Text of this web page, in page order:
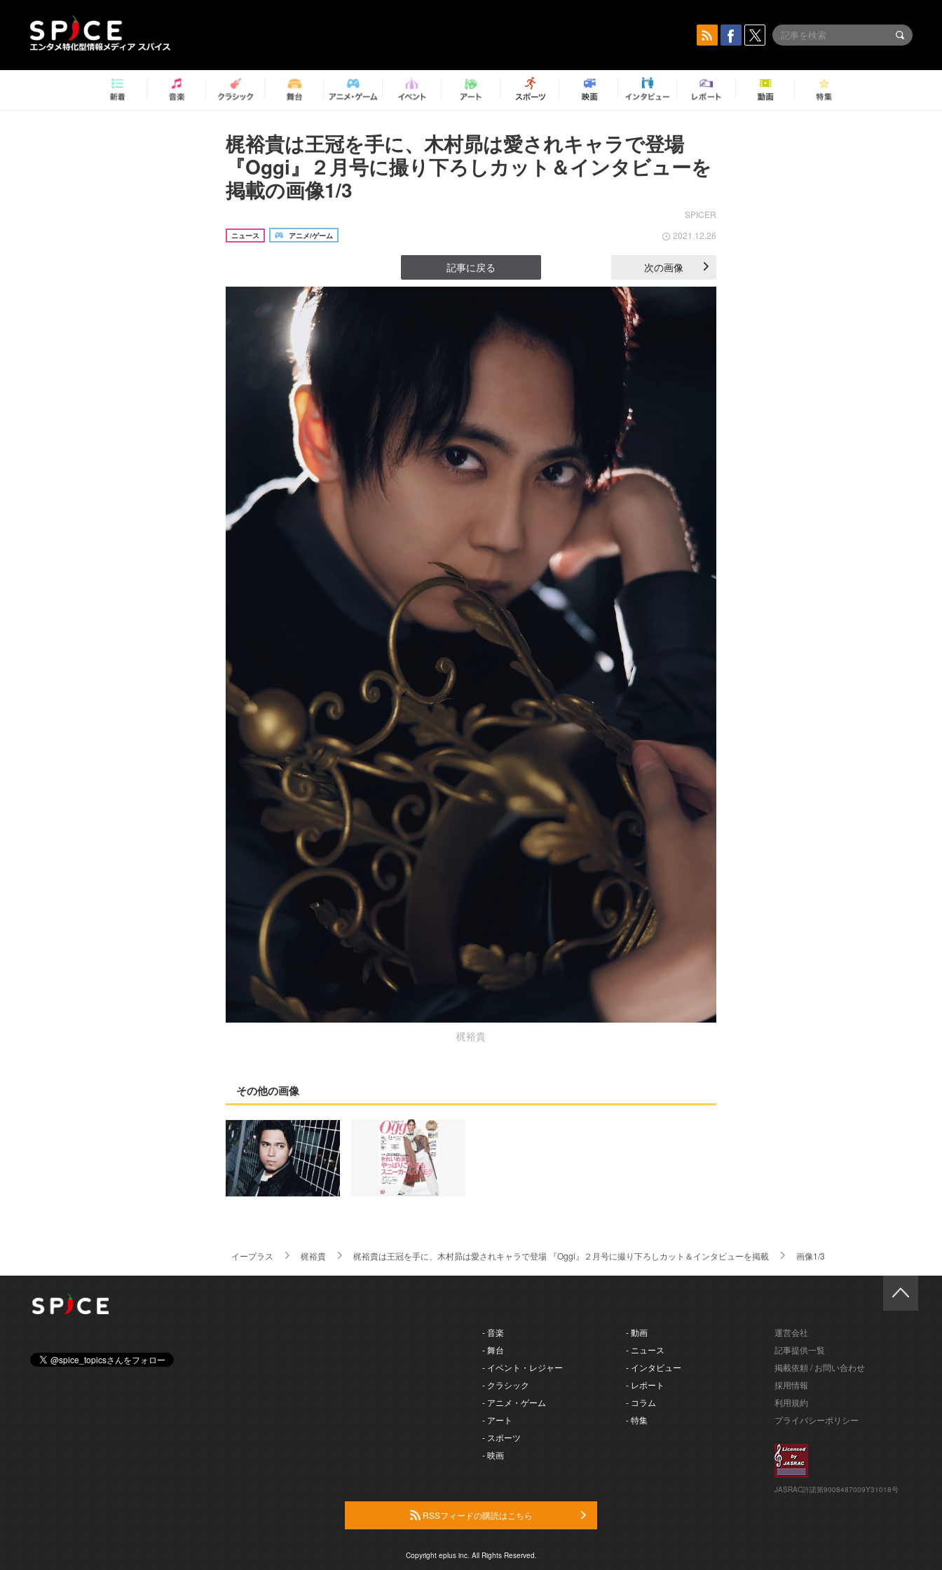
梶裕貴は王冠を手に、木村昴は愛されキャラで登場
『Oggi』２月号に撮り下ろしカット＆インタビューを
掲載の画像1/3
SPICER
ニュース アニメ/ゲーム 2021.12.26
記事に戻る 次の画像
梶裕貴
その他の画像
イープラス 梶裕貴 梶裕貴は王冠を手に、木村昴は愛されキャラで登場 『Oggi』２月号に撮り下ろしカット＆インタビューを掲載 画像1/3
- 音楽
- 舞台
- イベント・レジャー
- クラシック
- アニメ・ゲーム
- アート
- スポーツ
- 映画
- 動画
- ニュース
- インタビュー
- レポート
- コラム
- 特集
運営会社
記事提供一覧
掲載依頼 / お問い合わせ
採用情報
利用規約
プライバシーポリシー
JASRAC許諾第9008487009Y31018号
RSSフィードの購読はこちら
Copyright eplus inc. All Rights Reserved.